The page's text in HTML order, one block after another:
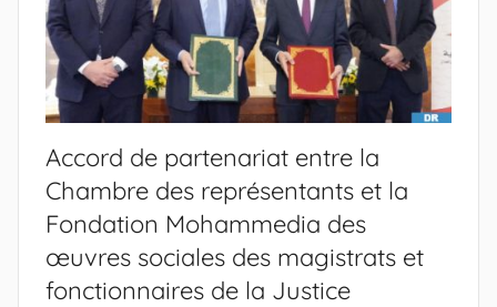
Accord de partenariat entre la
Chambre des représentants et la
Fondation Mohammedia des
œuvres sociales des magistrats et
fonctionnaires de la Justice